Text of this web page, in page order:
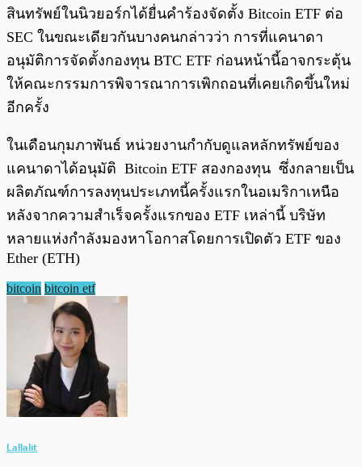
สินทรัพย์ในนิวยอร์กได้ยื่นคำร้องจัดตั้ง Bitcoin ETF ต่อ
SEC ในขณะเดียวกันบางคนกล่าวว่า การที่แคนาดา
อนุมัติการจัดตั้งกองทุน BTC ETF ก่อนหน้านี้อาจกระตุ้น
ให้คณะกรรมการพิจารณาการเพิกถอนที่เคยเกิดขึ้นใหม่
อีกครั้ง
ในเดือนกุมภาพันธ์ หน่วยงานกำกับดูแลหลักทรัพย์ของ
แคนาดาได้อนุมัติ Bitcoin ETF สองกองทุน ซึ่งกลายเป็น
ผลิตภัณฑ์การลงทุนประเภทนี้ครั้งแรกในอเมริกาเหนือ
หลังจากความสำเร็จครั้งแรกของ ETF เหล่านี้ บริษัท
หลายแห่งกำลังมองหาโอกาสโดยการเปิดตัว ETF ของ
Ether (ETH)
bitcoin bitcoin etf
Lallalit